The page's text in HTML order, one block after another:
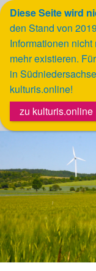
Werkzeugleiste öffnen
Diese Seite wird
den Stand von
Informationen
mehr existieren.
in
kulturis.online!
zu kulturis.online